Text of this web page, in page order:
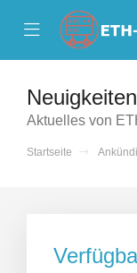
Mobile Menu
Mobile Menu
Neuigkeiten
Aktuelles von
Startseite